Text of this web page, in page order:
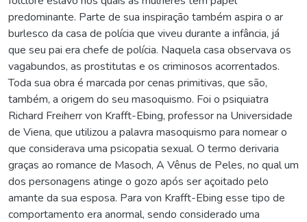
predominante. Parte de sua inspiração também aspira o ar
burlesco da casa de polícia que viveu durante a infância, já
que seu pai era chefe de polícia. Naquela casa observava os
vagabundos, as prostitutas e os criminosos acorrentados.
Toda sua obra é marcada por cenas primitivas, que são,
também, a origem do seu masoquismo. Foi o psiquiatra
Richard Freiherr von Krafft-Ebing, professor na Universidade
de Viena, que utilizou a palavra masoquismo para nomear o
que considerava uma psicopatia sexual. O termo derivaria
graças ao romance de Masoch, A Vênus de Peles, no qual um
dos personagens atinge o gozo após ser açoitado pelo
amante da sua esposa. Para von Krafft-Ebing esse tipo de
comportamento era anormal, sendo considerado uma